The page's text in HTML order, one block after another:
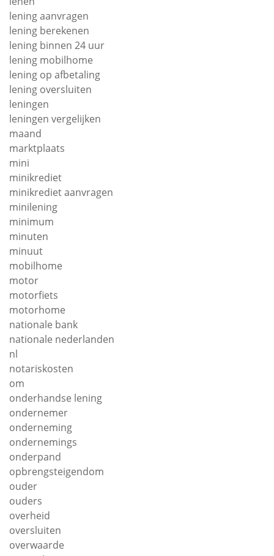
lening aanvragen
lening berekenen
lening binnen 24 uur
lening mobilhome
lening op afbetaling
lening oversluiten
leningen
leningen vergelijken
maand
marktplaats
mini
minikrediet
minikrediet aanvragen
minilening
minimum
minuten
minuut
mobilhome
motor
motorfiets
motorhome
nationale bank
nationale nederlanden
nl
notariskosten
om
onderhandse lening
ondernemer
onderneming
ondernemings
onderpand
opbrengsteigendom
ouder
ouders
overheid
oversluiten
overwaarde